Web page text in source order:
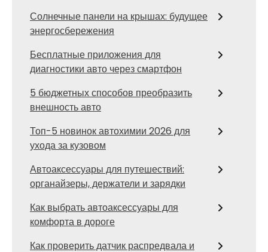
Солнечные панели на крышах: будущее
энергосбережения
Бесплатные приложения для
диагностики авто через смартфон
5 бюджетных способов преобразить
внешность авто
Топ-5 новинок автохимии 2026 для
ухода за кузовом
Автоаксессуары для путешествий:
органайзеры, держатели и зарядки
Как выбрать автоаксессуары для
комфорта в дороге
Как проверить датчик распредвала и